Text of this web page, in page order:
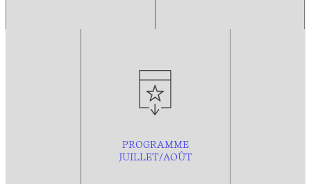
PROGRAMME
JUILLET/AOÛT